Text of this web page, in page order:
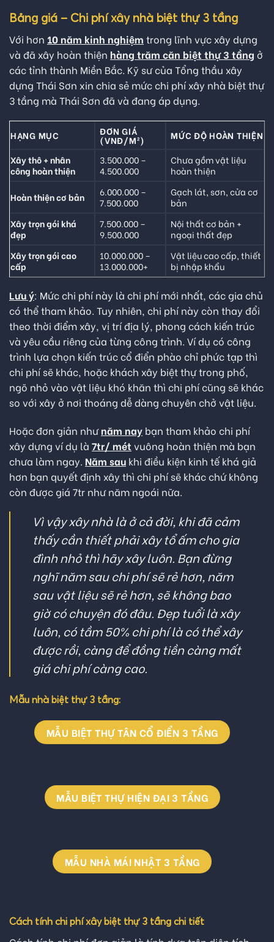
Bảng giá – Chi phí xây nhà biệt thự 3 tầng
Với hơn 10 năm kinh nghiệm trong lĩnh vực xây dựng
và đã xây hoàn thiện hàng trăm căn biệt thự 3 tầng ở
các tỉnh thành Miền Bắc. Kỹ sư của Tổng thầu xây
dựng Thái Sơn xin chia sẻ mức chi phí xây nhà biệt thự
3 tầng mà Thái Sơn đã và đang áp dụng.
HẠNG MỤC ĐƠN GIÁ
(VNĐ/M²)
MỨC ĐỘ HOÀN THIỆN
Xây thô + nhân
công hoàn thiện
3.500.000 –
4.500.000
Chưa gồm vật liệu
hoàn thiện
Hoàn thiện cơ bản
6.000.000 –
7.500.000
Gạch lát, sơn, cửa cơ
bản
Xây trọn gói khá
đẹp
7.500.000 –
9.500.000
Nội thất cơ bản +
ngoại thất đẹp
Xây trọn gói cao
cấp
10.000.000 –
13.000.000+
Vật liệu cao cấp, thiết
bị nhập khẩu
Lưu ý: Mức chi phí này là chi phí mới nhất, các gia chủ
có thể tham khảo. Tuy nhiên, chi phí này còn thay đổi
theo thời điểm xây, vị trí địa lý, phong cách kiến trúc
và yêu cầu riêng của từng công trình. Ví dụ có công
trình lựa chọn kiến trúc cổ điển phào chỉ phức tạp thì
chi phí sẽ khác, hoặc khách xây biệt thự trong phố,
ngõ nhỏ vào vật liệu khó khăn thì chi phí cũng sẽ khác
so với xây ở nơi thoáng dễ dàng chuyên chở vật liệu.
Hoặc đơn giản nhưnăm nay bạn tham khảo chi phí
xây dựng ví dụ là 7tr/ mét vuông hoàn thiện mà bạn
chưa làm ngay. Năm sau khi điều kiện kinh tế khá giả
hơn bạn quyết định xây thì chi phí sẽ khác chứ không
còn được giá 7tr như năm ngoái nữa.
Vì vậy xây nhà là ở cả đời, khi đã cảm
thấy cần thiết phải xây tổ ấm cho gia
đình nhỏ thì hãy xây luôn. Bạn đừng
nghĩ năm sau chi phí sẽ rẻ hơn, năm
sau vật liệu sẽ rẻ hơn, sẽ không bao
giờ có chuyện đó đâu. Đẹp tuổi là xây
luôn, có tầm 50% chi phí là có thể xây
được rồi, càng để đồng tiền càng mất
giá chi phí càng cao.
Mẫu nhà biệt thự 3 tầng:
MẪU BIỆT THỰ TÂN CỔ ĐIỂN 3 TẦNG
MẪU BIỆT THỰ HIỆN ĐẠI 3 TẦNG
MẪU NHÀ MÁI NHẬT 3 TẦNG
Cách tính chi phí xây biệt thự 3 tầng chi tiết